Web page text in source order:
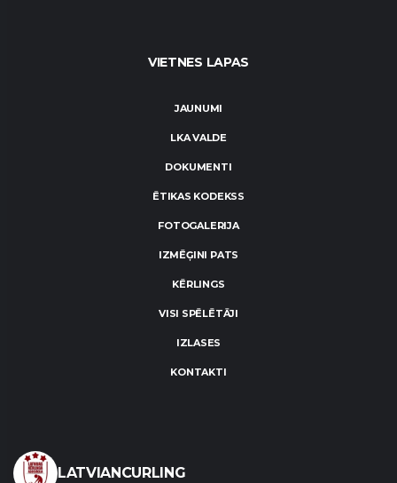
VIETNES LAPAS
JAUNUMI
LKA VALDE
DOKUMENTI
ĒTIKAS KODEKSS
FOTOGALERIJA
IZMĒĢINI PATS
KĒRLINGS
VISI SPĒLĒTĀJI
IZLASES
KONTAKTI
LATVIANCURLING